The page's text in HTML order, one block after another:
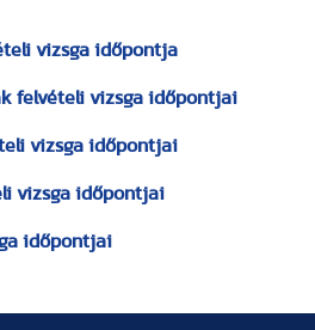
vizsga időpontja
felvételi vizsga időpontjai
vizsga időpontjai
vizsga időpontjai
időpontjai